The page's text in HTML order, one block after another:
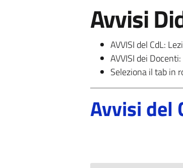
Avvisi
AVVISI del CdL:
AVVISI dei
Seleziona il tab in
Avvisi del